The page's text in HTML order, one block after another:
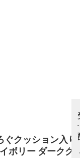
クッション入り
ボリー ダークグ